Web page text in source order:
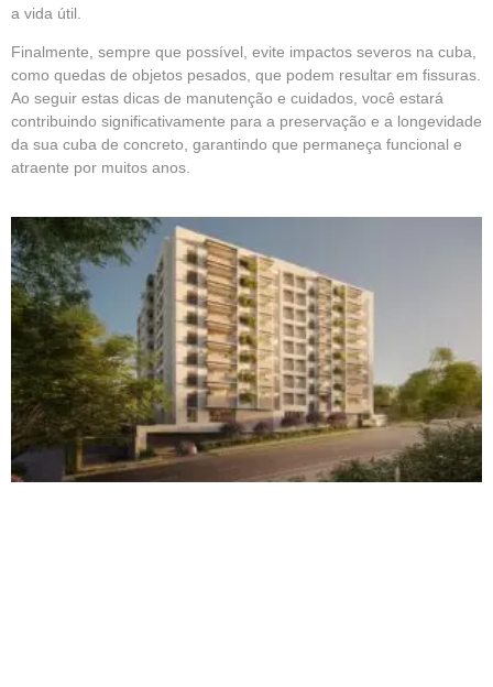
a vida útil.
Finalmente, sempre que possível, evite impactos severos na cuba,
como quedas de objetos pesados, que podem resultar em fissuras.
Ao seguir estas dicas de manutenção e cuidados, você estará
contribuindo significativamente para a preservação e a longevidade
da sua cuba de concreto, garantindo que permaneça funcional e
atraente por muitos anos.